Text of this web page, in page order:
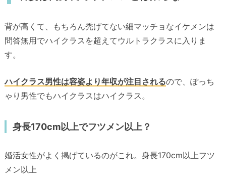
背が高くて、もちろん禿げてない細マッチョなイケメンは
問答無用でハイクラスを超えてウルトラクラスに入りま
す。
ハイクラス男性は容姿より年収が注目されるので、ぽっち
ゃり男性でもハイクラスはハイクラス。
身長170cm以上でフツメン以上？
婚活女性がよく掲げているのがこれ。身長170cm以上フツ
メン以上